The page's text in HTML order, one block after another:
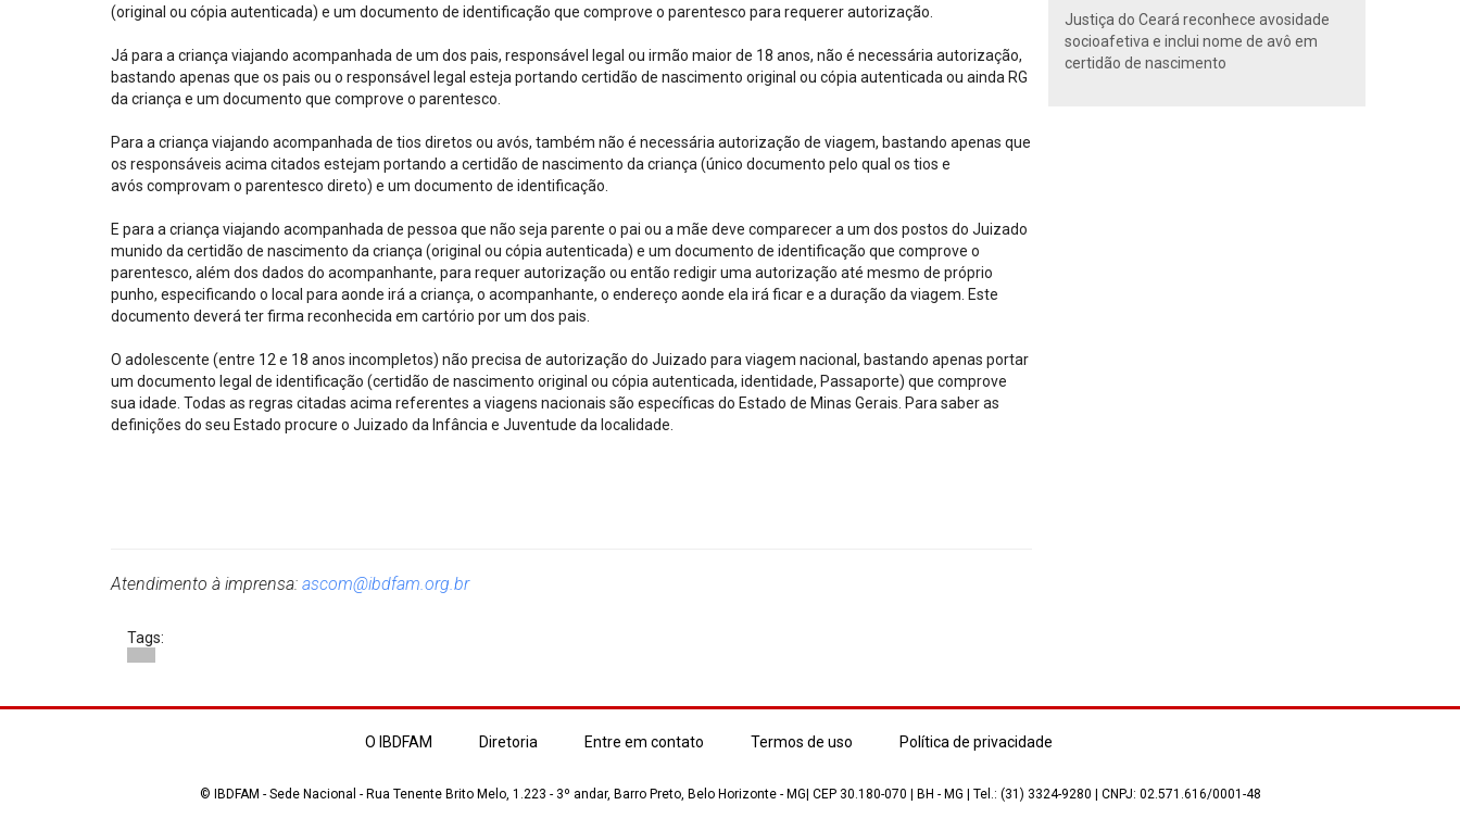
(original ou cópia autenticada) e um documento de identificação que comprove o parentesco para requerer autorização.
Já para a criança viajando acompanhada de um dos pais, responsável legal ou irmão maior de 18 anos, não é necessária autorização,
bastando apenas que os pais ou o responsável legal esteja portando certidão de nascimento original ou cópia autenticada ou ainda RG
da criança e um documento que comprove o parentesco.
Para a criança viajando acompanhada de tios diretos ou avós, também não é necessária autorização de viagem, bastando apenas que
os responsáveis acima citados estejam portando a certidão de nascimento da criança (único documento pelo qual os tios e
avós comprovam o parentesco direto) e um documento de identificação.
E para a criança viajando acompanhada de pessoa que não seja parente o pai ou a mãe deve comparecer a um dos postos do Juizado
munido da certidão de nascimento da criança (original ou cópia autenticada) e um documento de identificação que comprove o
parentesco, além dos dados do acompanhante, para requer autorização ou então redigir uma autorização até mesmo de próprio
punho, especificando o local para aonde irá a criança, o acompanhante, o endereço aonde ela irá ficar e a duração da viagem. Este
documento deverá ter firma reconhecida em cartório por um dos pais.
O adolescente (entre 12 e 18 anos incompletos) não precisa de autorização do Juizado para viagem nacional, bastando apenas portar
um documento legal de identificação (certidão de nascimento original ou cópia autenticada, identidade, Passaporte) que comprove
sua idade. Todas as regras citadas acima referentes a viagens nacionais são específicas do Estado de Minas Gerais. Para saber as
definições do seu Estado procure o Juizado da Infância e Juventude da localidade.
Atendimento à imprensa: ascom@ibdfam.org.br
Tags:
Justiça do Ceará reconhece avosidade
socioafetiva e inclui nome de avô em
certidão de nascimento
O IBDFAM Diretoria Entre em contato Termos de uso Política de privacidade
© IBDFAM - Sede Nacional - Rua Tenente Brito Melo, 1.223 - 3º andar, Barro Preto, Belo Horizonte - MG| CEP 30.180-070 | BH - MG | Tel.: (31) 3324-9280 | CNPJ: 02.571.616/0001-48